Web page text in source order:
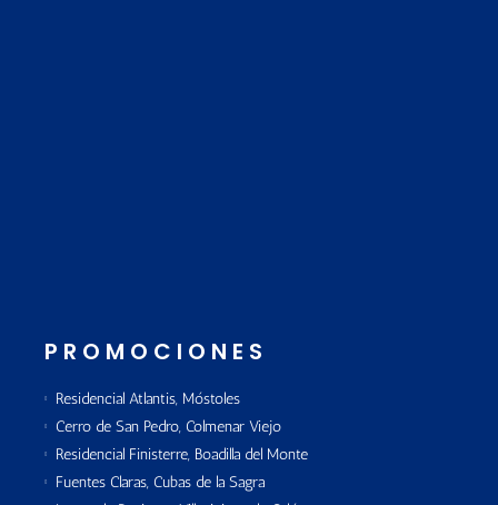
PROMOCIONES
Residencial Atlantis, Móstoles
Cerro de San Pedro, Colmenar Viejo
Residencial Finisterre, Boadilla del Monte
Fuentes Claras, Cubas de la Sagra